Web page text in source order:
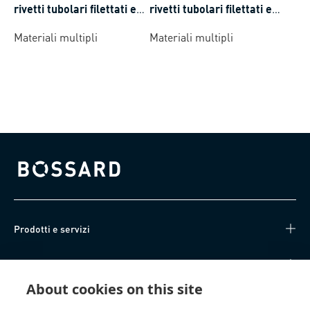
About cookies on this site
rivetti tubolari filettati e
ciechi
Materiali multipli
rivetti tubolari filettati e
ciechi
Materiali multipli
Bossard homepage
Prodotti e servizi
Knowledge Hub